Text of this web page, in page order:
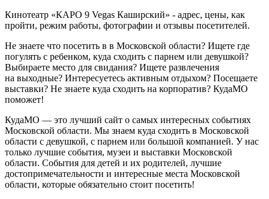
Кинотеатр «КАРО 9 Vegas Каширский» - адрес, цены, как
пройти, режим работы, фотографии и отзывы посетителей.
Не знаете что посетить в в Московской области? Ищете где
погулять с ребенком, куда сходить с парнем или девушкой?
Выбираете место для свидания? Ищете развлечения
на выходные? Интересуетесь активным отдыхом? Посещаете
выставки? Не знаете куда сходить на корпоратив? КудаМО
поможет!
КудаМО — это лучший сайт о самых интересных событиях
Московской области. Мы знаем куда сходить в Московской
области с девушкой, с парнем или большой компанией. У нас
только лучшие события, музеи и выставки Московской
области. События для детей и их родителей, лучшие
достопримечательности и интересные места Московской
области, которые обязательно стоит посетить!